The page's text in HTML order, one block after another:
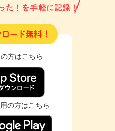
た！を手軽に記録！
ード無料！
方はこちら
の方はこちら